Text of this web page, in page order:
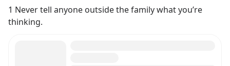
1 Never tell anyone outside the family what you’re
thinking.